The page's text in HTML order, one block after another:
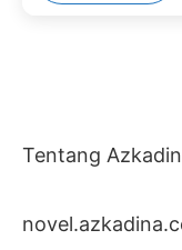
Tentang